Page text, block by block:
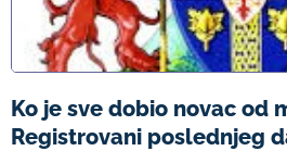
Ko je sve dobio novac od
Registrovani poslednjeg